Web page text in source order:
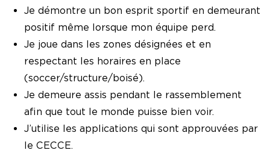
Je démontre un bon esprit sportif en demeurant
positif même lorsque mon équipe perd.
Je joue dans les zones désignées et en
respectant les horaires en place
(soccer/structure/boisé).
Je demeure assis pendant le rassemblement
afin que tout le monde puisse bien voir.
J’utilise les applications qui sont approuvées par
le CECCE.